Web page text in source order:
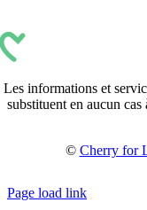
Les informations et
substituent en aucun
© Cherry for
Page load link